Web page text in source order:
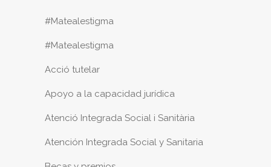
#Matealestigma
#Matealestigma
Acció tutelar
Apoyo a la capacidad jurídica
Atenció Integrada Social i Sanitària
Atención Integrada Social y Sanitaria